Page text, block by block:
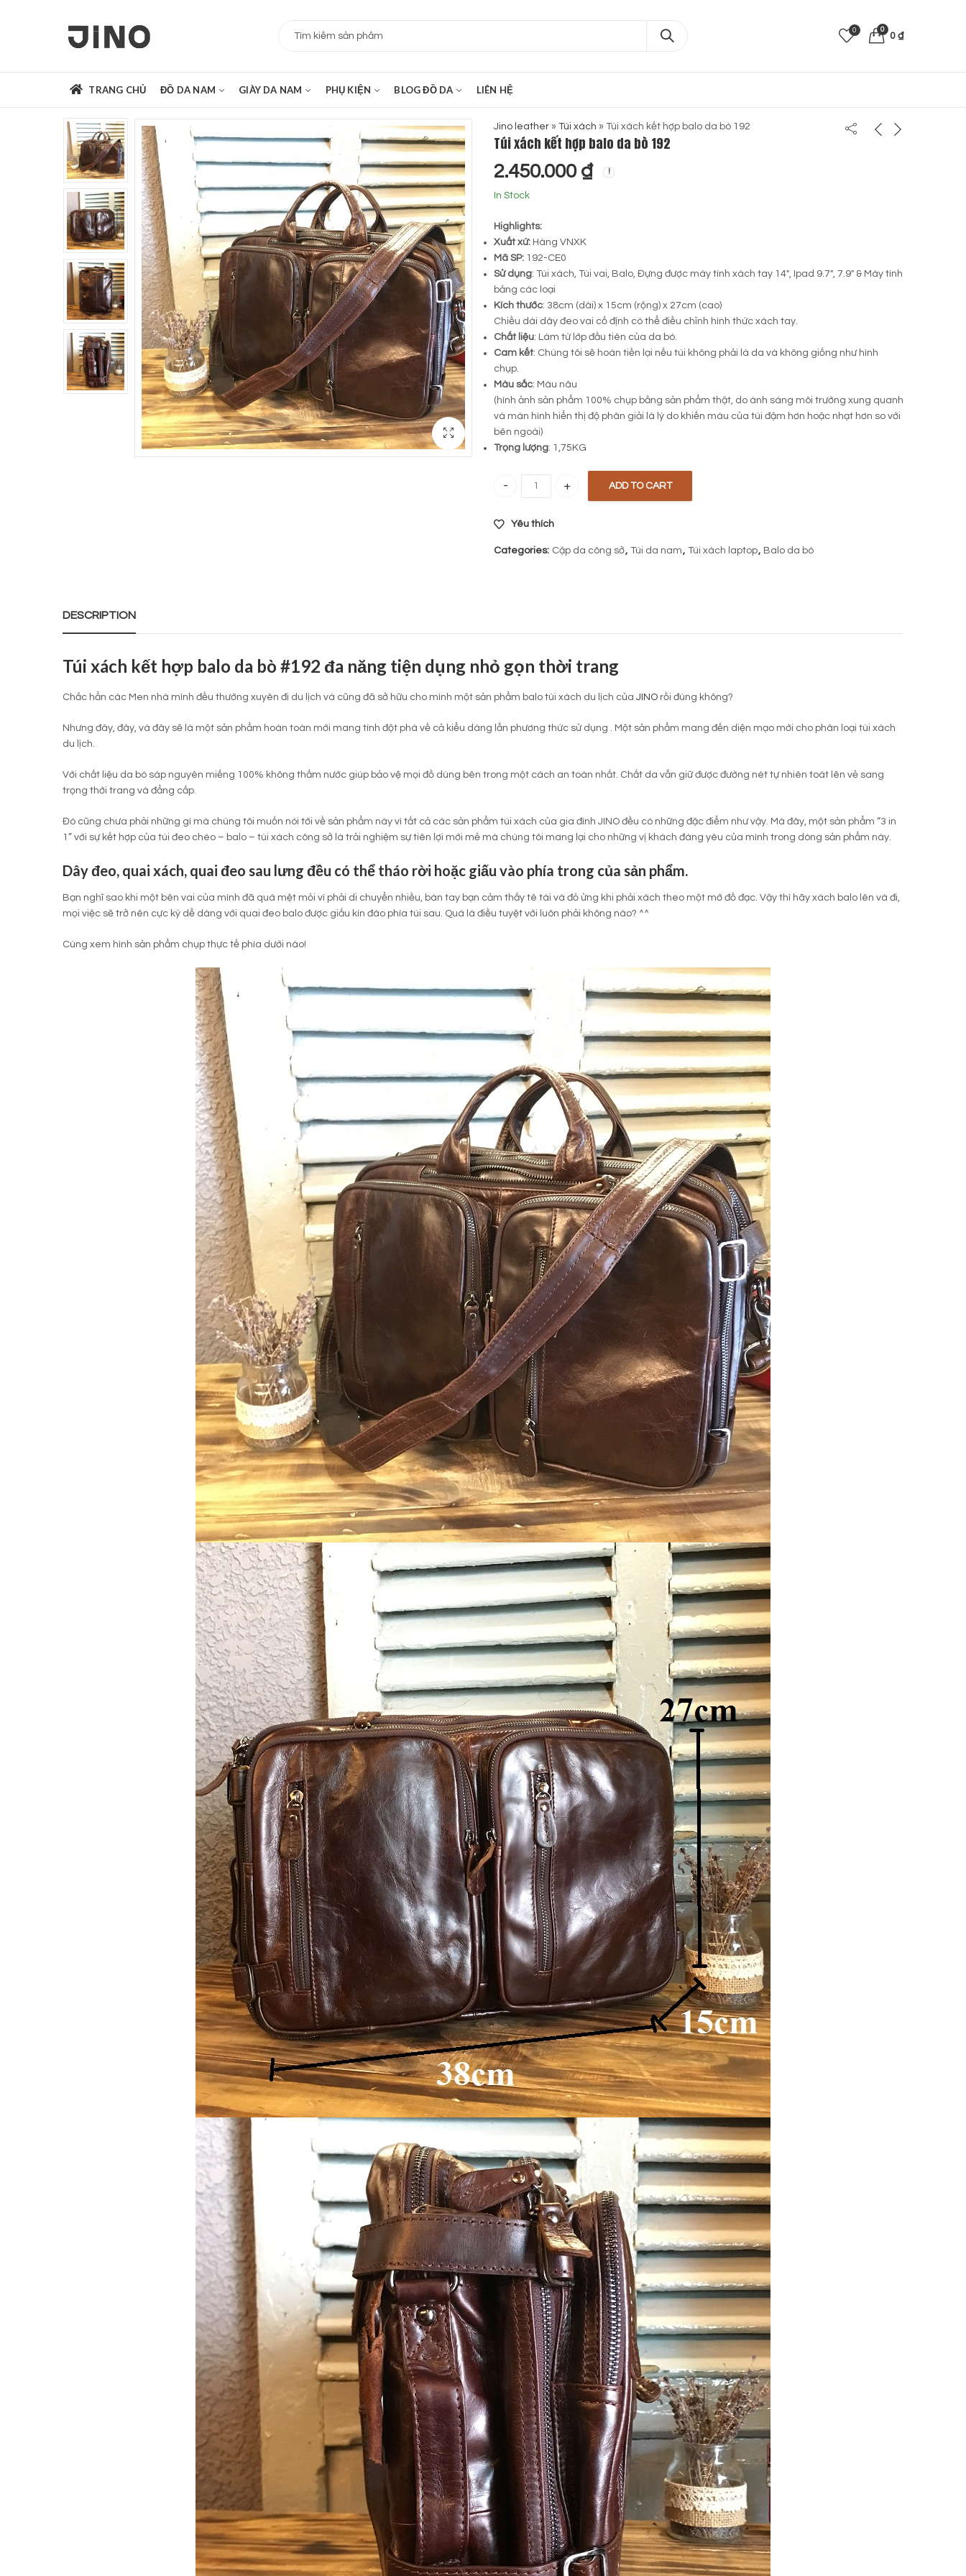
0 0
0 ₫
TRANG CHỦ ĐỒ DA NAM GIÀY DA NAM PHỤ KIỆN BLOG ĐỒ DA LIÊN HỆ
Jino leather » Túi xách » Túi xách kết hợp balo da bò 192
Túi xách kết hợp balo da bò 192
2.450.000 ₫
In Stock
Highlights:
Xuất xứ: Hàng VNXK
Mã SP: 192-CE0
Sử dụng: Túi xách, Túi vai, Balo, Đựng được máy tính xách tay 14″, Ipad 9.7″, 7.9″ & Máy tính
bảng các loại
Kích thước: 38cm (dài) x 15cm (rộng) x 27cm (cao)
Chiều dài dây đeo vai cố định có thể điều chỉnh hình thức xách tay.
Chất liệu: Làm từ lớp đầu tiên của da bò.
Cam kết: Chúng tôi sẽ hoàn tiền lại nếu túi không phải là da và không giống như hình
chụp.
Màu sắc: Màu nâu
(hình ảnh sản phẩm 100% chụp bằng sản phẩm thật, do ánh sáng môi trường xung quanh
và màn hình hiển thị độ phân giải là lý do khiến màu của túi đậm hơn hoặc nhạt hơn so với
bên ngoài)
Trọng lượng: 1,75KG
Túi xách kết hợp balo da bò 192 quantity
ADD TO CART
Yêu thích
Categories: Cặp da công sở, Túi da nam, Túi xách laptop, Balo da bò
DESCRIPTION
Túi xách kết hợp balo da bò #192 đa năng tiện dụng nhỏ gọn thời trang
Chắc hẳn các Men nhà mình đều thường xuyên đi du lịch và cũng đã sở hữu cho mình một sản phẩm balo túi xách du lịch của JINO rồi đúng không?
Nhưng đây, đây, và đây sẽ là một sản phẩm hoàn toàn mới mang tính đột phá về cả kiểu dáng lẫn phương thức sử dụng . Một sản phẩm mang đến diện mạo mới cho phân loại túi xách
du lịch.
Với chất liệu da bò sáp nguyên miếng 100% không thấm nước giúp bảo vệ mọi đồ dùng bên trong một cách an toàn nhất. Chất da vẫn giữ được đường nét tự nhiên toát lên vẻ sang
trọng thời trang và đẳng cấp.
Đó cũng chưa phải những gì mà chúng tôi muốn nói tới về sản phẩm này vì tất cả các sản phẩm túi xách của gia đình JINO đều có những đặc điểm như vậy. Mà đây, một sản phẩm “3 in
1” với sự kết hợp của túi đeo chéo – balo – túi xách công sở là trải nghiệm sự tiên lợi mới mẻ mà chúng tôi mang lại cho những vị khách đáng yêu của mình trong dòng sản phẩm này.
Dây đeo, quai xách, quai đeo sau lưng đều có thể tháo rời hoặc giấu vào phía trong của sản phẩm.
Bạn nghĩ sao khi một bên vai của mình đã quá mệt mỏi vì phải di chuyển nhiều, bàn tay bạn cảm thấy tê tái và đỏ ửng khi phải xách theo một mớ đồ đạc. Vậy thì hãy xách balo lên và đi,
mọi việc sẽ trở nên cực kỳ dễ dàng với quai đeo balo được giấu kín đáo phía túi sau. Quá là điều tuyệt vời luôn phải không nào? ^^
Cùng xem hình sản phẩm chụp thực tế phía dưới nào!